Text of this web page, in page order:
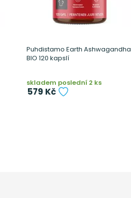
Puhdistamo Earth Ashwagandha
BIO 120 kapslí
skladem poslední 2 ks
579 Kč